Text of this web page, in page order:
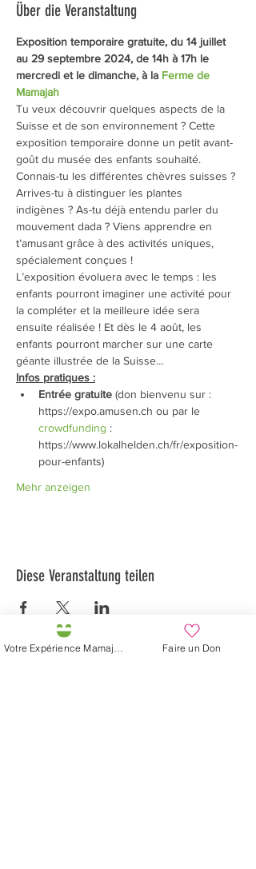
Über die Veranstaltung
Exposition temporaire gratuite, du 14 juillet
au 29 septembre 2024, de 14h à 17h le
mercredi et le dimanche, à la Ferme de
Mamajah
Tu veux découvrir quelques aspects de la
Suisse et de son environnement ? Cette
exposition temporaire donne un petit avant-
goût du musée des enfants souhaité.
Connais-tu les différentes chèvres suisses ?
Arrives-tu à distinguer les plantes
indigènes ? As-tu déjà entendu parler du
mouvement dada ? Viens apprendre en
t’amusant grâce à des activités uniques,
spécialement conçues !
L’exposition évoluera avec le temps : les
enfants pourront imaginer une activité pour
la compléter et la meilleure idée sera
ensuite réalisée ! Et dès le 4 août, les
enfants pourront marcher sur une carte
géante illustrée de la Suisse…
Infos pratiques :
Entrée gratuite (don bienvenu sur :
https://expo.amusen.ch ou par le
crowdfunding :
https://www.lokalhelden.ch/fr/exposition-
pour-enfants)
Mehr anzeigen
Diese Veranstaltung teilen
Faire un Don